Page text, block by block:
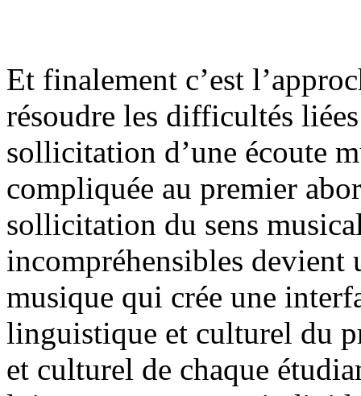
Et finalement c’est
résoudre les difficultés
sollicitation d’une écoute
compliquée au premier
sollicitation du sens
incompréhensibles devient
musique qui crée une
linguistique et culturel du
et culturel de chaque